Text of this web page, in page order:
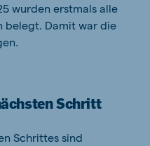
wurden erstmals alle
belegt. Damit war die
Schritt
Schrittes sind